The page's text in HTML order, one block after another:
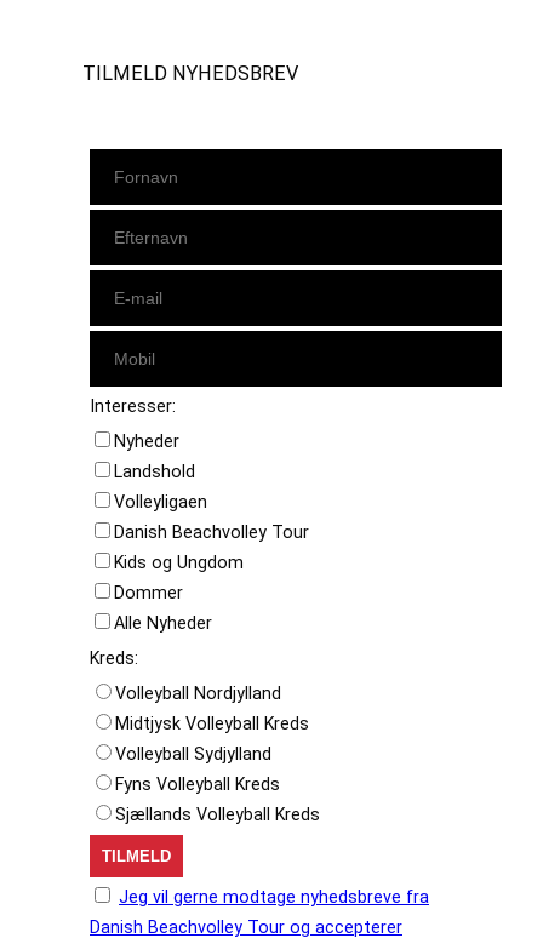
TILMELD NYHEDSBREV
Interesser:
Nyheder
Landshold
Volleyligaen
Danish Beachvolley Tour
Kids og Ungdom
Dommer
Alle Nyheder
Kreds:
Volleyball Nordjylland
Midtjysk Volleyball Kreds
Volleyball Sydjylland
Fyns Volleyball Kreds
Sjællands Volleyball Kreds
Jeg vil gerne modtage nyhedsbreve fra
Danish Beachvolley Tour og accepterer